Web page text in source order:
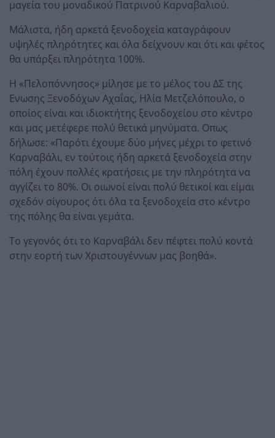
μαγεία του μοναδικού Πατρινού Καρναβαλιού.
Μάλιστα, ήδη αρκετά ξενοδοχεία καταγράφουν
υψηλές πληρότητες και όλα δείχνουν και ότι και φέτος
θα υπάρξει πληρότητα 100%.
Η «Πελοπόννησος» μίλησε με το μέλος του ΔΣ της
Ενωσης Ξενοδόχων Αχαΐας, Ηλία Μετζελόπουλο, ο
οποίος είναι και ιδιοκτήτης ξενοδοχείου στο κέντρο
και μας μετέφερε πολύ θετικά μηνύματα. Οπως
δήλωσε: «Παρότι έχουμε δύο μήνες μέχρι το φετινό
Καρναβάλι, εν τούτοις ήδη αρκετά ξενοδοχεία στην
πόλη έχουν πολλές κρατήσεις με την πληρότητα να
αγγίζει το 80%. Οι οιωνοί είναι πολύ θετικοί και είμαι
σχεδόν σίγουρος ότι όλα τα ξενοδοχεία στο κέντρο
της πόλης θα είναι γεμάτα.
Το γεγονός ότι το Καρναβάλι δεν πέφτει πολύ κοντά
στην εορτή των Χριστουγέννων μας βοηθά».